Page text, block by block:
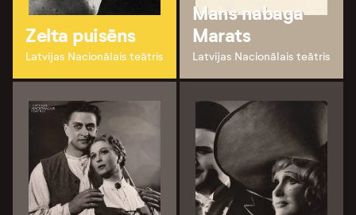
Zelta puisēns
Latvijas Nacionālais teātris
Mans nabaga
Marats
Latvijas Nacionālais teātris